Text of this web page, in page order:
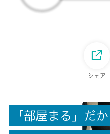
1階 / 4階建
償却/敷引
-/-
シェア
「 部屋 ま る 」 だ か